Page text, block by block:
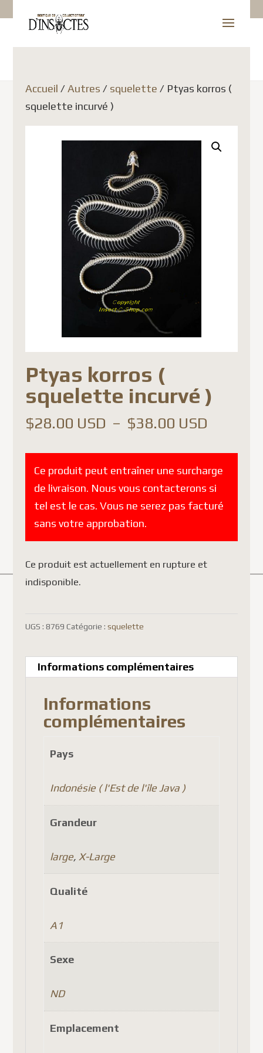
Accueil /Autres / squelette / Ptyas korros (
squelette incurvé )
Ptyas korros (
squelette incurvé )
$28.00 USD – $38.00 USD
prix :
$28.00
à
$38.00
Ce produit peut entraîner une surcharge
de livraison. Nous vous contacterons si
tel est le cas. Vous ne serez pas facturé
sans votre approbation.
Ce produit est actuellement en rupture et
indisponible.
UGS : 8769 Catégorie : squelette
Informations complémentaires
Informations
complémentaires
Pays
Indonésie ( l'Est de l'île Java )
Grandeur
large, X-Large
Qualité
A1
Sexe
ND
Emplacement